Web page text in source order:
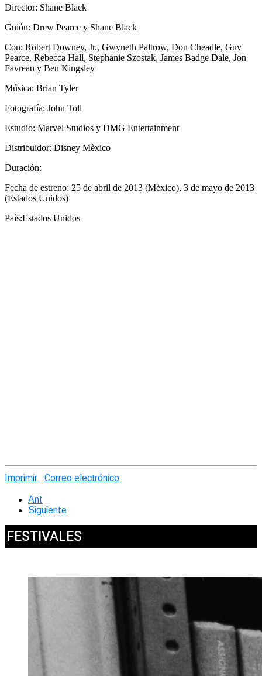
Director: Shane Black
Guión: Drew Pearce y Shane Black
Con: Robert Downey, Jr., Gwyneth Paltrow, Don Cheadle, Guy
Pearce, Rebecca Hall, Stephanie Szostak, James Badge Dale, Jon
Favreau y Ben Kingsley
Música: Brian Tyler
Fotografía: John Toll
Estudio: Marvel Studios y DMG Entertainment
Distribuidor: Disney Mèxico
Duración:
Fecha de estreno: 25 de abril de 2013 (Mèxico), 3 de mayo de 2013
(Estados Unidos)
País:Estados Unidos
Imprimir Correo electrónico
Ant
Siguiente
FESTIVALES